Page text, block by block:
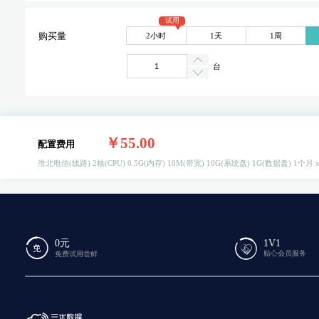
购买量 2小时
试用
1天 1周
台
配置费用 ￥55.00
淮北电信(线路) 2核(CPU) 0.5G(内存) 10M(带宽) 10G(系统盘) 1G(数据盘) 1个月
0元
免费试用尝鲜
1V1
贴心会员服务